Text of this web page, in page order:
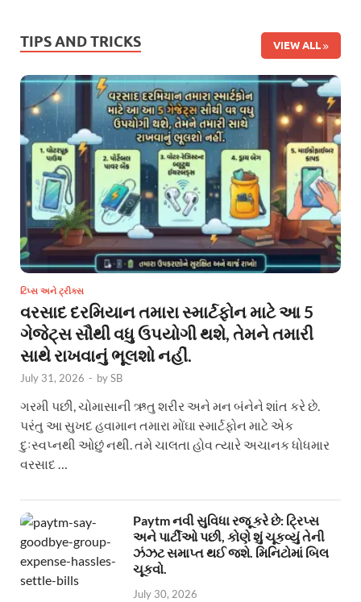
TIPS AND TRICKS VIEW ALL
ટિપ્સ અને ટ્રીક્સ
વરસાદ દરમિયાન તમારા સ્માર્ટફોન માટે આ 5
ગેજેટ્સ સૌથી વધુ ઉપયોગી થશે, તેમને તમારી
સાથે રાખવાનું ભૂલશો નહીં.
July 31, 2026 - bySB
ગરમી પછી, ચોમાસાની ઋતુ શરીર અને મન બંનેને શાંત કરે છે.
પરંતુ આ સુખદ હવામાન તમારા મોંઘા સ્માર્ટફોન માટે એક
દુઃસ્વપ્નથી ઓછું નથી. તમે ચાલતા હોવ ત્યારે અચાનક ધોધમાર
વરસાદ …
Paytm નવી સુવિધા રજૂ કરે છે: ટ્રિપ્સ
અને પાર્ટીઓ પછી, કોણે શું ચૂકવ્યું તેની
ઝંઝટ સમાપ્ત થઈ જશે. મિનિટોમાં બિલ
ચૂકવો.
July 30, 2026